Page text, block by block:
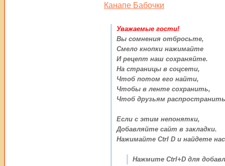
Канапе Бабочки
Уважаемые гости!
Вы сомнения отбросьте,
Смело кнопки нажимайте
И рецепт наш сохраняйте.
На страницы в соцсети,
Чтоб потом его найти,
Чтобы в ленте сохранить,
Чтоб друзьям
Если с этим непонятки,
Добавляйте сайт в закладки.
Нажимайте Ctrl D и найдете
Нажмите Ctrl+D для